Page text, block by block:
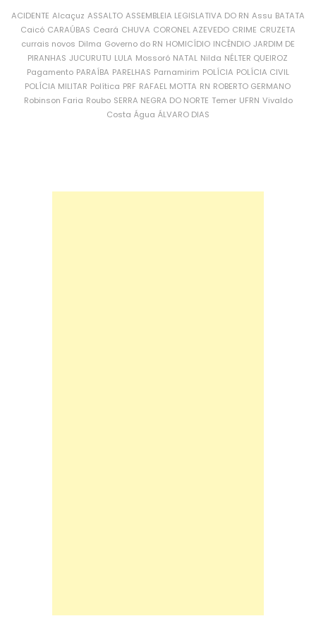
ACIDENTE Alcaçuz ASSALTO ASSEMBLEIA LEGISLATIVA DO RN Assu BATATA
Caicó CARAÚBAS Ceará CHUVA CORONEL AZEVEDO CRIME CRUZETA
currais novos Dilma Governo do RN HOMICÍDIO INCÊNDIO JARDIM DE
PIRANHAS JUCURUTU LULA Mossoró NATAL Nilda NÉLTER QUEIROZ
Pagamento PARAÍBA PARELHAS Parnamirim POLÍCIA POLÍCIA CIVIL
POLÍCIA MILITAR Política PRF RAFAEL MOTTA RN ROBERTO GERMANO
Robinson Faria Roubo SERRA NEGRA DO NORTE Temer UFRN Vivaldo
Costa Água ÁLVARO DIAS